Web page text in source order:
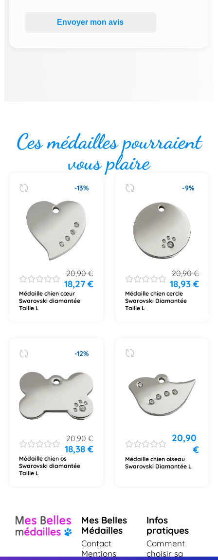
Envoyer mon avis
Ces médailles pourraient
vous plaire
-13%
20,90€
18,27 €
Médaille chien cœur
Swarovski diamantée
Taille L
-9%
20,90€
18,93€
Médaille chien cercle
Swarovski Diamantée
Taille L
-12%
20,90€
18,38 €
Médaille chien os
Swarovski diamantée
Taille L
20,90
€
Médaille chien oiseau
Swarovski Diamantée L
Mes Belles
Médailles
Contact
Mentions
Infos
pratiques
Comment
choisir sa